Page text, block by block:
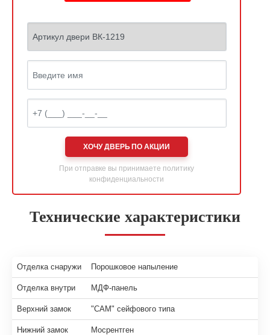
ХОЧУ ДВЕРЬ ПО АКЦИИ
При отправке вы принимаете политику
конфиденциальности
Технические характеристики
Отделка снаружи Порошковое напыление
Отделка внутри МДФ-панель
Верхний замок "САМ" сейфового типа
Нижний замок Мосрентген